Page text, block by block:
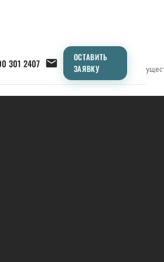
301 2407
ОСТАВИТЬ
ЗАЯВКУ
Продукция ТипоразмерыСравнение